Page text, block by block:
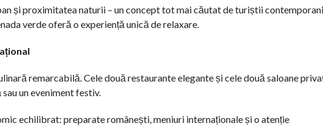
și proximitatea naturii – un concept tot mai căutat de turiștii
verde oferă o experiență unică de relaxare.
remarcabilă. Cele două restaurante elegante și cele două saloane
un eveniment festiv.
echilibrat: preparate românești, meniuri internaționale și o atenție